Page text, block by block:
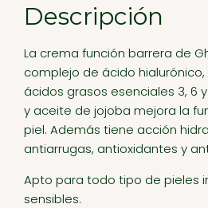
Descripción
La crema función barrera de
complejo de ácido hialurónico,
ácidos grasos esenciales 3, 6
y aceite de jojoba mejora la
piel. Además tiene acción
antiarrugas, antioxidantes y
Apto para todo tipo de pieles
sensibles.